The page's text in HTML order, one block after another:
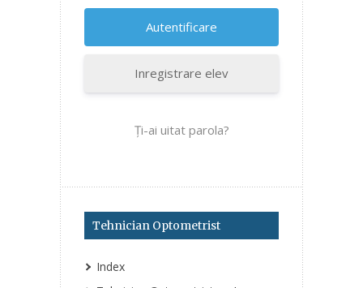
Inregistrare elev
Ți-ai uitat parola?
Tehnician Optometrist
Index